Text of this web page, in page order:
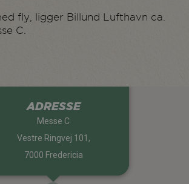
fly, ligger Billund Lufthavn ca.
C.
ADRESSE
Messe C
Vestre Ringvej 101,
7000 Fredericia